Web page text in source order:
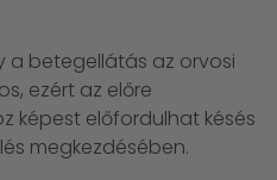
a betegellátás az orvosi
ezért az előre
képest előfordulhat késés
megkezdésében.